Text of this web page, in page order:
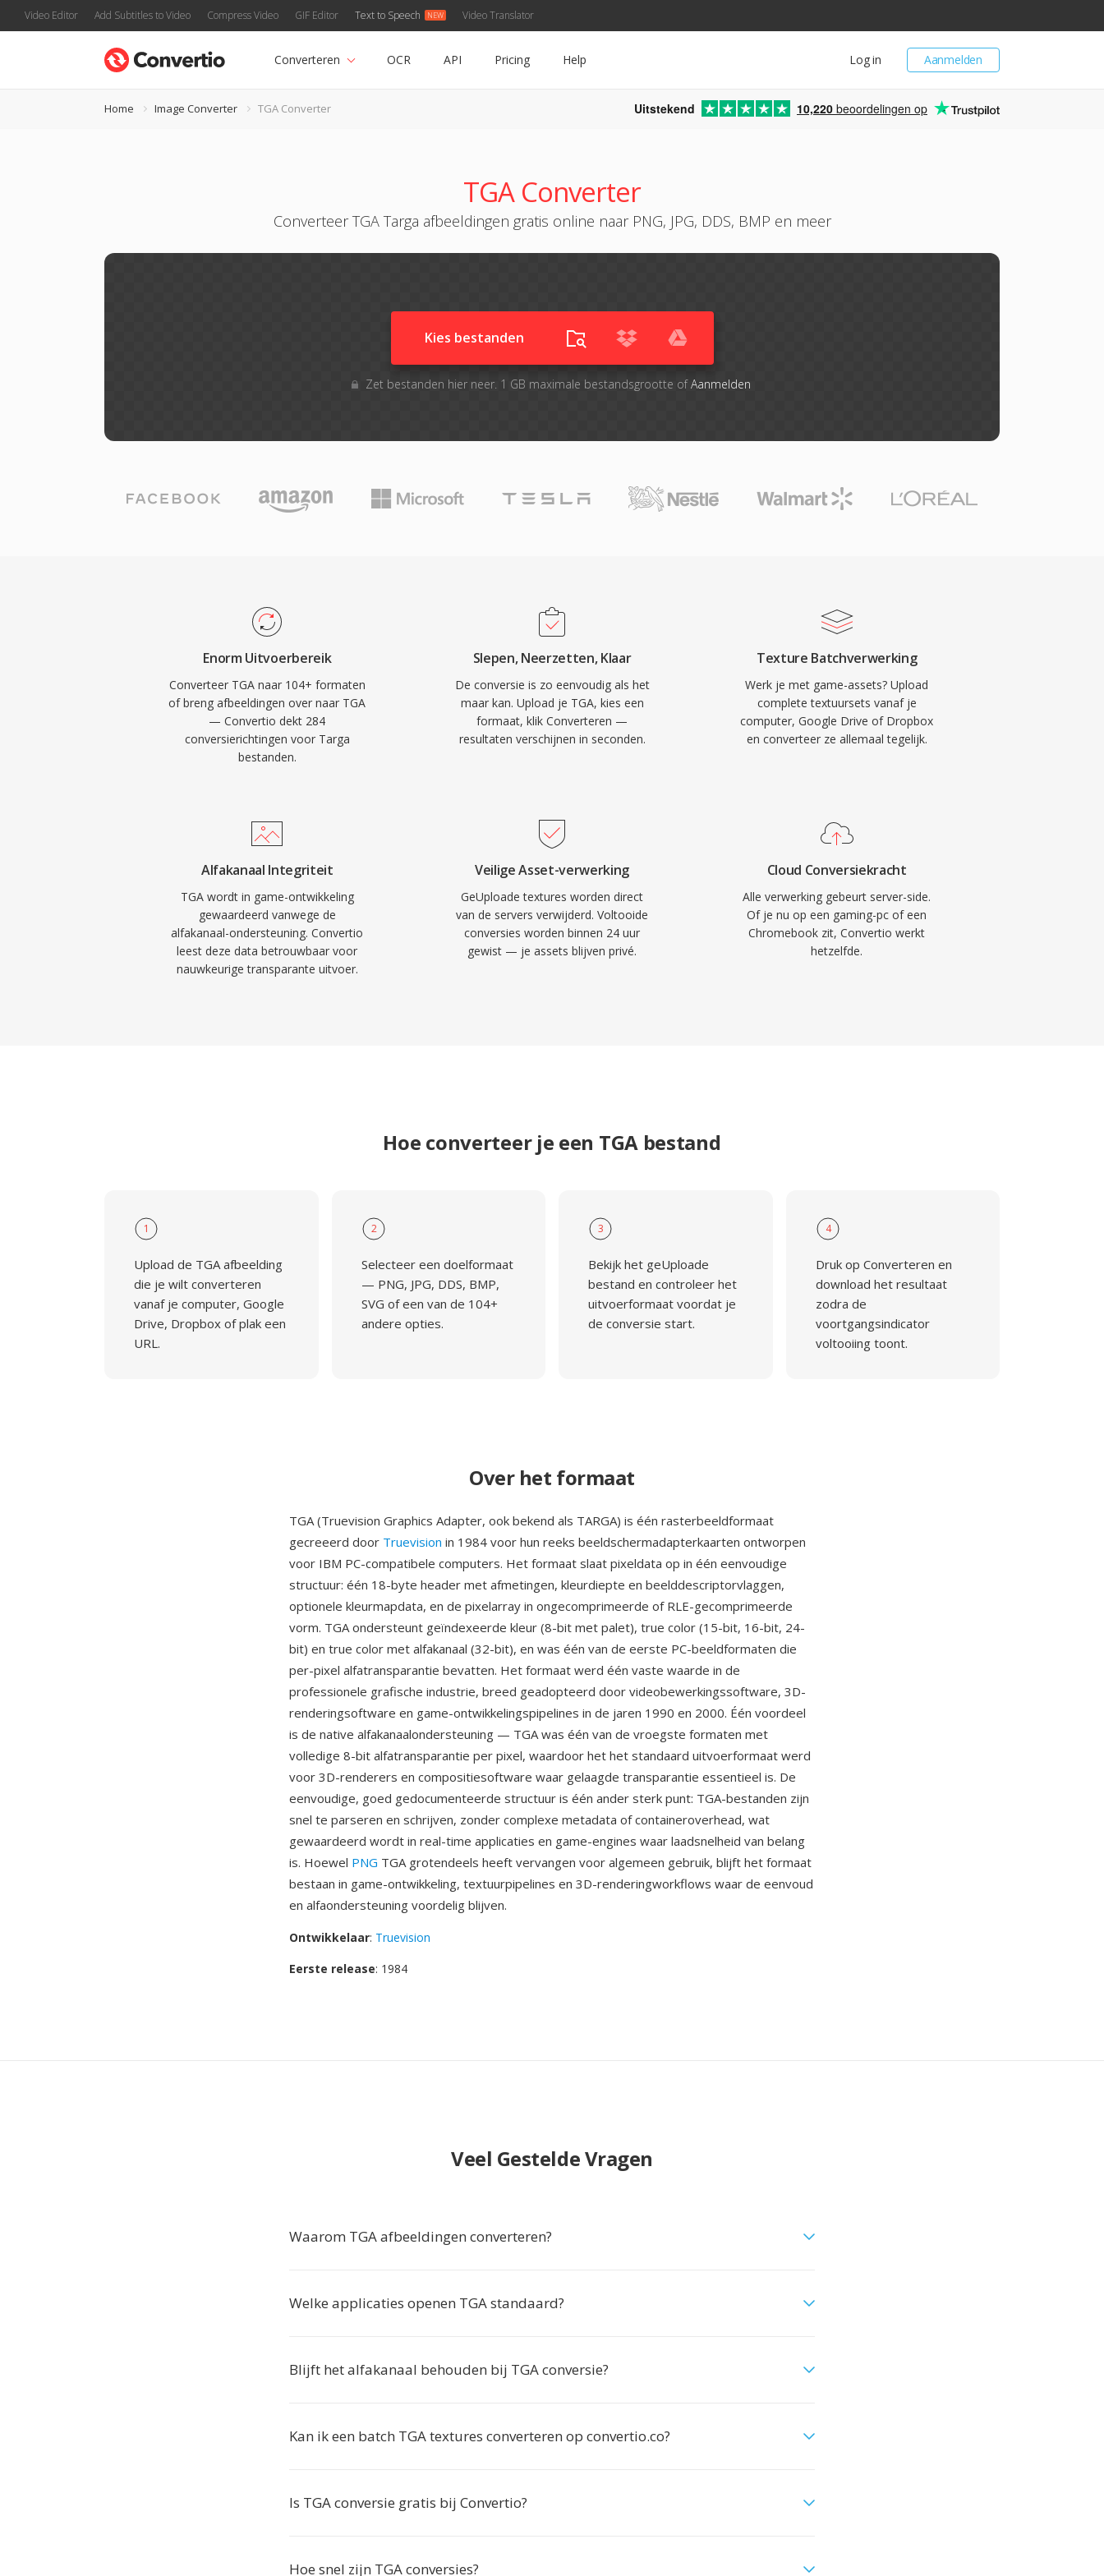
Video Editor Add Subtitles to Video Compress Video GIF Editor Text to Speech Video Translator
Aanmelden
Log in
Converteren OCR API Pricing Help
Home Image Converter TGA Converter Uitstekend 10,220 beoordelingen op
TGA Converter
Converteer TGA Targa afbeeldingen gratis online naar PNG, JPG, DDS, BMP en meer
Kies bestanden
Zet bestanden hier neer. 1 GB maximale bestandsgrootte ofAanmelden
Enorm Uitvoerbereik
Converteer TGA naar 104+ formaten
of breng afbeeldingen over naar TGA
— Convertio dekt 284
conversierichtingen voor Targa
bestanden.
Slepen, Neerzetten, Klaar
De conversie is zo eenvoudig als het
maar kan. Upload je TGA, kies een
formaat, klik Converteren —
resultaten verschijnen in seconden.
Texture Batchverwerking
Werk je met game-assets? Upload
complete textuursets vanaf je
computer, Google Drive of Dropbox
en converteer ze allemaal tegelijk.
Alfakanaal Integriteit
TGA wordt in game-ontwikkeling
gewaardeerd vanwege de
alfakanaal-ondersteuning. Convertio
leest deze data betrouwbaar voor
nauwkeurige transparante uitvoer.
Veilige Asset-verwerking
GeUploade textures worden direct
van de servers verwijderd. Voltooide
conversies worden binnen 24 uur
gewist — je assets blijven privé.
Cloud Conversiekracht
Alle verwerking gebeurt server-side.
Of je nu op een gaming-pc of een
Chromebook zit, Convertio werkt
hetzelfde.
Hoe converteer je een TGA bestand
1
Upload de TGA afbeelding
die je wilt converteren
vanaf je computer, Google
Drive, Dropbox of plak een
URL.
2
Selecteer een doelformaat
— PNG, JPG, DDS, BMP,
SVG of een van de 104+
andere opties.
3
Bekijk het geUploade
bestand en controleer het
uitvoerformaat voordat je
de conversie start.
4
Druk op Converteren en
download het resultaat
zodra de
voortgangsindicator
voltooiing toont.
Over het formaat
TGA (Truevision Graphics Adapter, ook bekend als TARGA) is één rasterbeeldformaat
gecreeerd door Truevision in 1984 voor hun reeks beeldschermadapterkaarten ontworpen
voor IBM PC-compatibele computers. Het formaat slaat pixeldata op in één eenvoudige
structuur: één 18-byte header met afmetingen, kleurdiepte en beelddescriptorvlaggen,
optionele kleurmapdata, en de pixelarray in ongecomprimeerde of RLE-gecomprimeerde
vorm. TGA ondersteunt geïndexeerde kleur (8-bit met palet), true color (15-bit, 16-bit, 24-
bit) en true color met alfakanaal (32-bit), en was één van de eerste PC-beeldformaten die
per-pixel alfatransparantie bevatten. Het formaat werd één vaste waarde in de
professionele grafische industrie, breed geadopteerd door videobewerkingssoftware, 3D-
renderingsoftware en game-ontwikkelingspipelines in de jaren 1990 en 2000. Één voordeel
is de native alfakanaalondersteuning — TGA was één van de vroegste formaten met
volledige 8-bit alfatransparantie per pixel, waardoor het het standaard uitvoerformaat werd
voor 3D-renderers en compositiesoftware waar gelaagde transparantie essentieel is. De
eenvoudige, goed gedocumenteerde structuur is één ander sterk punt: TGA-bestanden zijn
snel te parseren en schrijven, zonder complexe metadata of containeroverhead, wat
gewaardeerd wordt in real-time applicaties en game-engines waar laadsnelheid van belang
is. Hoewel PNG TGA grotendeels heeft vervangen voor algemeen gebruik, blijft het formaat
bestaan in game-ontwikkeling, textuurpipelines en 3D-renderingworkflows waar de eenvoud
en alfaondersteuning voordelig blijven.
Ontwikkelaar: Truevision
Eerste release: 1984
Veel Gestelde Vragen
Waarom TGA afbeeldingen converteren?
Welke applicaties openen TGA standaard?
Blijft het alfakanaal behouden bij TGA conversie?
Kan ik een batch TGA textures converteren op convertio.co?
Is TGA conversie gratis bij Convertio?
Hoe snel zijn TGA conversies?